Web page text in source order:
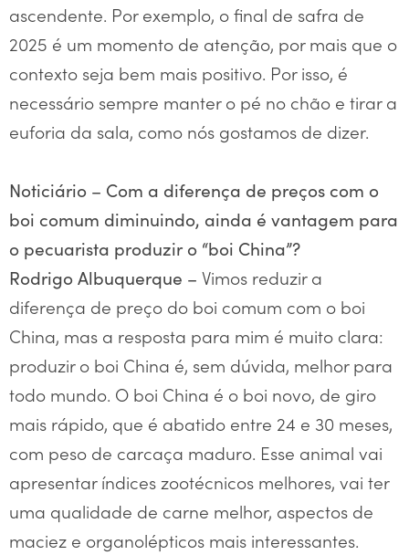
ascendente. Por exemplo, o final de safra de
2025 é um momento de atenção, por mais que o
contexto seja bem mais positivo. Por isso, é
necessário sempre manter o pé no chão e tirar a
euforia da sala, como nós gostamos de dizer.
Noticiário – Com a diferença de preços com o
boi comum diminuindo, ainda é vantagem para
o pecuarista produzir o “boi China”?
Rodrigo Albuquerque – Vimos reduzir a
diferença de preço do boi comum com o boi
China, mas a resposta para mim é muito clara:
produzir o boi China é, sem dúvida, melhor para
todo mundo. O boi China é o boi novo, de giro
mais rápido, que é abatido entre 24 e 30 meses,
com peso de carcaça maduro. Esse animal vai
apresentar índices zootécnicos melhores, vai ter
uma qualidade de carne melhor, aspectos de
maciez e organolépticos mais interessantes.